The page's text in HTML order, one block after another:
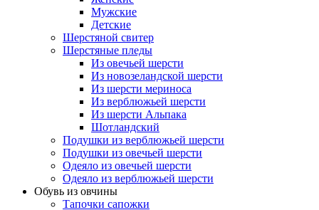
Мужские
Детские
Шерстяной свитер
Шерстяные пледы
Из овечьей шерсти
Из новозеландской шерсти
Из шерсти мериноса
Из верблюжьей шерсти
Из шерсти Альпака
Шотландский
Подушки из верблюжьей шерсти
Подушки из овечьей шерсти
Одеяло из овечьей шерсти
Одеяло из верблюжьей шерсти
Обувь из овчины
Тапочки сапожки